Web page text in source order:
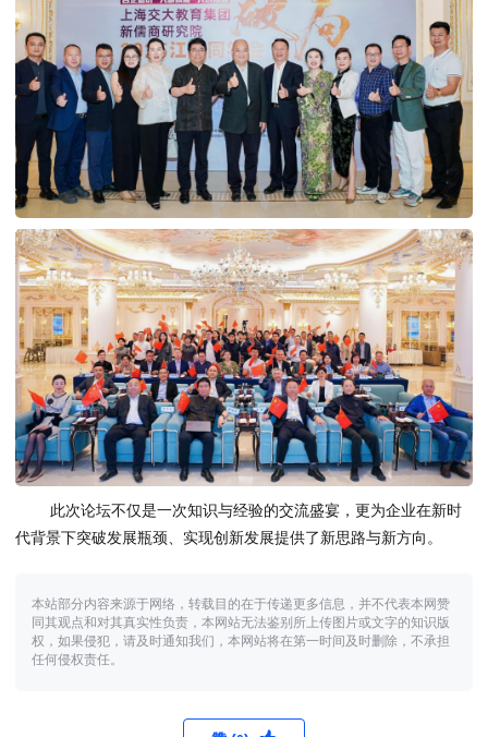
此次论坛不仅是一次知识与经验的交流盛宴，更为企业在新时
代背景下突破发展瓶颈、实现创新发展提供了新思路与新方向。
本站部分内容来源于网络，转载目的在于传递更多信息，并不代表本网赞
同其观点和对其真实性负责，本网站无法鉴别所上传图片或文字的知识版
权，如果侵犯，请及时通知我们，本网站将在第一时间及时删除，不承担
任何侵权责任。